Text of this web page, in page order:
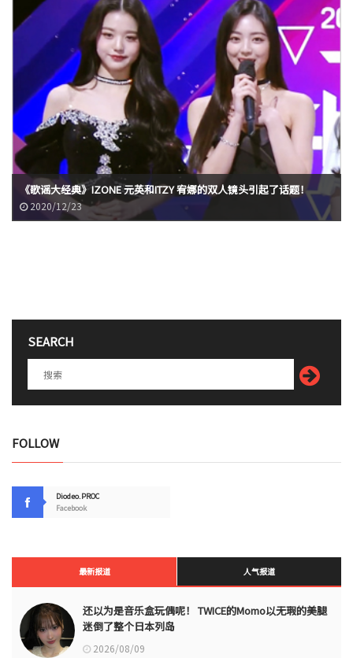
《歌谣大经典》IZONE 元英和ITZY 宥娜的双人镜头引起了话题！
2020/12/23
SEARCH
FOLLOW
Diodeo.PROC
Facebook
最新报道 人气报道
还以为是音乐盒玩偶呢！ TWICE的Momo以无瑕的美腿
迷倒了整个日本列岛
2026/08/09